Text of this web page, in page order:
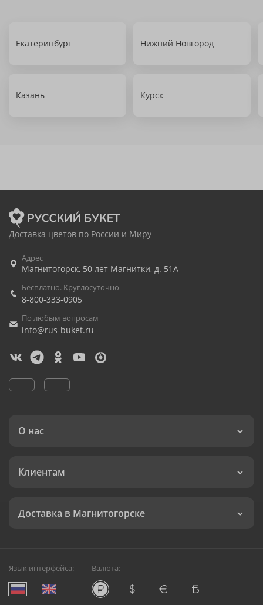
Екатеринбург Нижний Новгород
Казань Курск
Доставка цветов по России и Миру
Адрес
Магнитогорск, 50 лет Магнитки, д. 51А
Бесплатно. Круглосуточно
8-800-333-0905
По любым вопросам
info@rus-buket.ru
О нас
Клиентам
Доставка в Магнитогорске
Язык интерфейса: Валюта: